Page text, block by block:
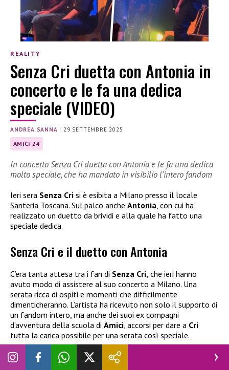
REALITY
Senza Cri duetta con Antonia in
concerto e le fa una dedica
speciale (VIDEO)
ANDREA SANNA |29 SETTEMBRE 2025
AMICI 24
In concerto Senza Cri duetta con Antonia e le fa una dedica
molto speciale, che ha mandato in visibilio l’intero fandom
Ieri sera Senza Cri si è esibita a Milano presso il locale
Santeria Toscana. Sul palco anche Antonia , con cui ha
realizzato un duetto da brividi e alla quale ha fatto una
speciale dedica.
Senza Cri e il duetto con Antonia
C’era tanta attesa tra i fan di Senza Cri, che ieri hanno
avuto modo di assistere al suo concerto a Milano. Una
serata ricca di ospiti e momenti che difficilmente
dimenticheranno. L’artista ha ricevuto non solo il supporto di
un fandom intero, ma anche dei suoi ex compagni
d’avventura della scuola di Amici, accorsi per dare a Cri
tutta la carica possibile per una serata così speciale.